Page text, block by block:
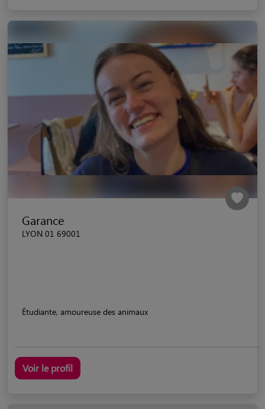
Garance
LYON 01 69001
Étudiante, amoureuse des animaux
Voir le profil